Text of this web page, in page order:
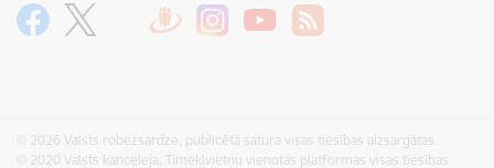
© 2026 Valsts robežsardze, publicētā satura visas tiesības aizsargātas.
© 2020 Valsts kanceleja, Tīmekļvietņu vienotās platformas visas tiesības